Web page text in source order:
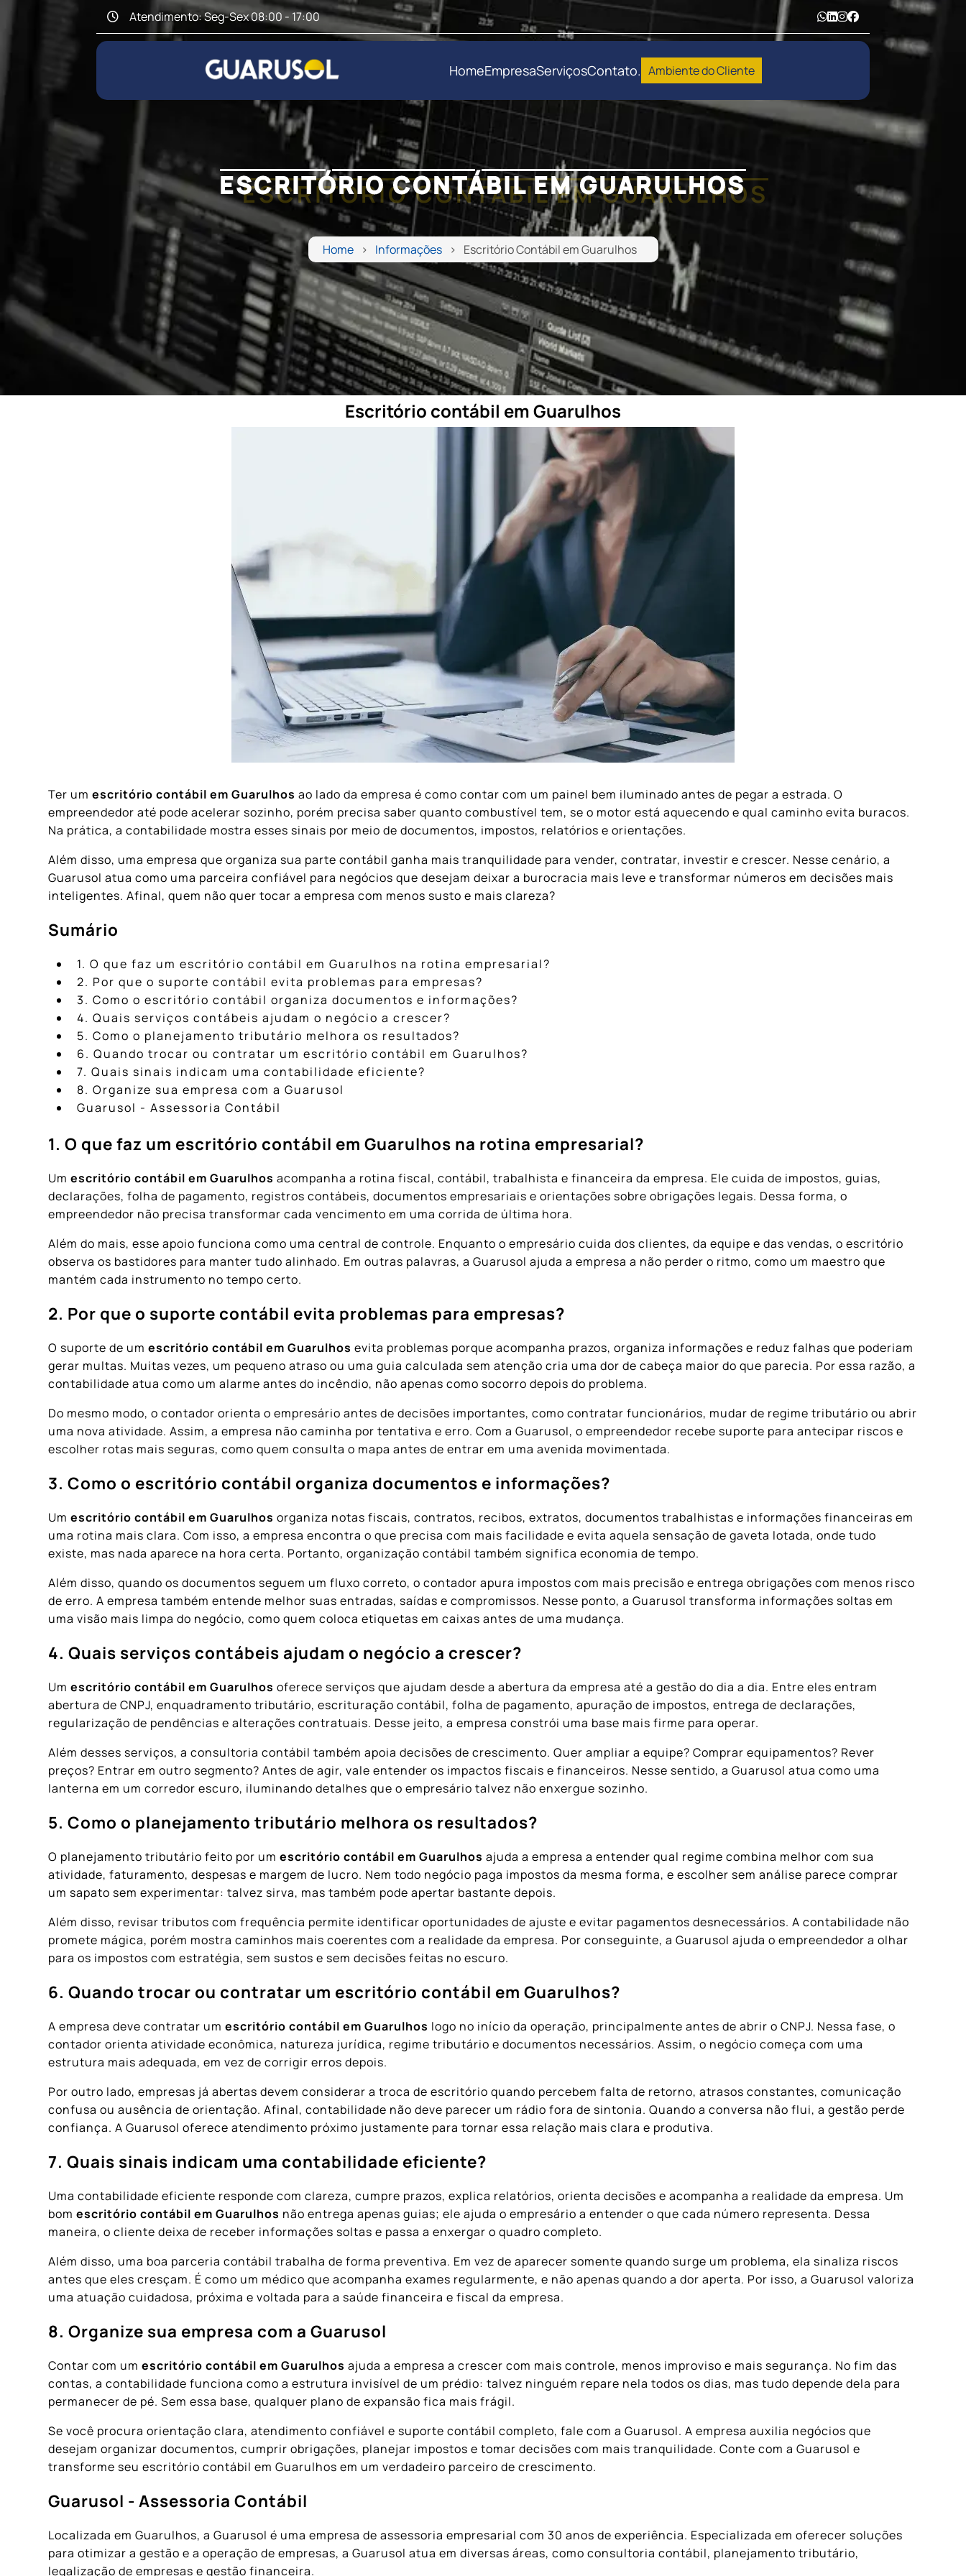
Atendimento: Seg-Sex 08:00 - 17:00
HomeEmpresaServiçosContato. Ambiente do Cliente
ESCRITÓRIO CONTÁBIL EM GUARULHOS
Home Informações Escritório Contábil em Guarulhos
Escritório contábil em Guarulhos
Ter umescritório contábil em Guarulhos ao lado da empresa é como contar com um painel bem iluminado antes de pegar a estrada. O
empreendedor até pode acelerar sozinho, porém precisa saber quanto combustível tem, se o motor está aquecendo e qual caminho evita buracos.
Na prática, a contabilidade mostra esses sinais por meio de documentos, impostos, relatórios e orientações.
Além disso, uma empresa que organiza sua parte contábil ganha mais tranquilidade para vender, contratar, investir e crescer. Nesse cenário, a
Guarusol atua como uma parceira confiável para negócios que desejam deixar a burocracia mais leve e transformar números em decisões mais
inteligentes. Afinal, quem não quer tocar a empresa com menos susto e mais clareza?
Sumário
1. O que faz um escritório contábil em Guarulhos na rotina empresarial?
2. Por que o suporte contábil evita problemas para empresas?
3. Como o escritório contábil organiza documentos e informações?
4. Quais serviços contábeis ajudam o negócio a crescer?
5. Como o planejamento tributário melhora os resultados?
6. Quando trocar ou contratar um escritório contábil em Guarulhos?
7. Quais sinais indicam uma contabilidade eficiente?
8. Organize sua empresa com a Guarusol
Guarusol - Assessoria Contábil
1. O que faz um escritório contábil em Guarulhos na rotina empresarial?
Umescritório contábil em Guarulhos acompanha a rotina fiscal, contábil, trabalhista e financeira da empresa. Ele cuida de impostos, guias,
declarações, folha de pagamento, registros contábeis, documentos empresariais e orientações sobre obrigações legais. Dessa forma, o
empreendedor não precisa transformar cada vencimento em uma corrida de última hora.
Além do mais, esse apoio funciona como uma central de controle. Enquanto o empresário cuida dos clientes, da equipe e das vendas, o escritório
observa os bastidores para manter tudo alinhado. Em outras palavras, a Guarusol ajuda a empresa a não perder o ritmo, como um maestro que
mantém cada instrumento no tempo certo.
2. Por que o suporte contábil evita problemas para empresas?
O suporte de umescritório contábil em Guarulhos evita problemas porque acompanha prazos, organiza informações e reduz falhas que poderiam
gerar multas. Muitas vezes, um pequeno atraso ou uma guia calculada sem atenção cria uma dor de cabeça maior do que parecia. Por essa razão, a
contabilidade atua como um alarme antes do incêndio, não apenas como socorro depois do problema.
Do mesmo modo, o contador orienta o empresário antes de decisões importantes, como contratar funcionários, mudar de regime tributário ou abrir
uma nova atividade. Assim, a empresa não caminha por tentativa e erro. Com a Guarusol, o empreendedor recebe suporte para antecipar riscos e
escolher rotas mais seguras, como quem consulta o mapa antes de entrar em uma avenida movimentada.
3. Como o escritório contábil organiza documentos e informações?
Umescritório contábil em Guarulhos organiza notas fiscais, contratos, recibos, extratos, documentos trabalhistas e informações financeiras em
uma rotina mais clara. Com isso, a empresa encontra o que precisa com mais facilidade e evita aquela sensação de gaveta lotada, onde tudo
existe, mas nada aparece na hora certa. Portanto, organização contábil também significa economia de tempo.
Além disso, quando os documentos seguem um fluxo correto, o contador apura impostos com mais precisão e entrega obrigações com menos risco
de erro. A empresa também entende melhor suas entradas, saídas e compromissos. Nesse ponto, a Guarusol transforma informações soltas em
uma visão mais limpa do negócio, como quem coloca etiquetas em caixas antes de uma mudança.
4. Quais serviços contábeis ajudam o negócio a crescer?
Umescritório contábil em Guarulhos oferece serviços que ajudam desde a abertura da empresa até a gestão do dia a dia. Entre eles entram
abertura de CNPJ, enquadramento tributário, escrituração contábil, folha de pagamento, apuração de impostos, entrega de declarações,
regularização de pendências e alterações contratuais. Desse jeito, a empresa constrói uma base mais firme para operar.
Além desses serviços, a consultoria contábil também apoia decisões de crescimento. Quer ampliar a equipe? Comprar equipamentos? Rever
preços? Entrar em outro segmento? Antes de agir, vale entender os impactos fiscais e financeiros. Nesse sentido, a Guarusol atua como uma
lanterna em um corredor escuro, iluminando detalhes que o empresário talvez não enxergue sozinho.
5. Como o planejamento tributário melhora os resultados?
O planejamento tributário feito por umescritório contábil em Guarulhos ajuda a empresa a entender qual regime combina melhor com sua
atividade, faturamento, despesas e margem de lucro. Nem todo negócio paga impostos da mesma forma, e escolher sem análise parece comprar
um sapato sem experimentar: talvez sirva, mas também pode apertar bastante depois.
Além disso, revisar tributos com frequência permite identificar oportunidades de ajuste e evitar pagamentos desnecessários. A contabilidade não
promete mágica, porém mostra caminhos mais coerentes com a realidade da empresa. Por conseguinte, a Guarusol ajuda o empreendedor a olhar
para os impostos com estratégia, sem sustos e sem decisões feitas no escuro.
6. Quando trocar ou contratar um escritório contábil em Guarulhos?
A empresa deve contratar umescritório contábil em Guarulhos logo no início da operação, principalmente antes de abrir o CNPJ. Nessa fase, o
contador orienta atividade econômica, natureza jurídica, regime tributário e documentos necessários. Assim, o negócio começa com uma
estrutura mais adequada, em vez de corrigir erros depois.
Por outro lado, empresas já abertas devem considerar a troca de escritório quando percebem falta de retorno, atrasos constantes, comunicação
confusa ou ausência de orientação. Afinal, contabilidade não deve parecer um rádio fora de sintonia. Quando a conversa não flui, a gestão perde
confiança. A Guarusol oferece atendimento próximo justamente para tornar essa relação mais clara e produtiva.
7. Quais sinais indicam uma contabilidade eficiente?
Uma contabilidade eficiente responde com clareza, cumpre prazos, explica relatórios, orienta decisões e acompanha a realidade da empresa. Um
bomescritório contábil em Guarulhos não entrega apenas guias; ele ajuda o empresário a entender o que cada número representa. Dessa
maneira, o cliente deixa de receber informações soltas e passa a enxergar o quadro completo.
Além disso, uma boa parceria contábil trabalha de forma preventiva. Em vez de aparecer somente quando surge um problema, ela sinaliza riscos
antes que eles cresçam. É como um médico que acompanha exames regularmente, e não apenas quando a dor aperta. Por isso, a Guarusol valoriza
uma atuação cuidadosa, próxima e voltada para a saúde financeira e fiscal da empresa.
8. Organize sua empresa com a Guarusol
Contar com umescritório contábil em Guarulhos ajuda a empresa a crescer com mais controle, menos improviso e mais segurança. No fim das
contas, a contabilidade funciona como a estrutura invisível de um prédio: talvez ninguém repare nela todos os dias, mas tudo depende dela para
permanecer de pé. Sem essa base, qualquer plano de expansão fica mais frágil.
Se você procura orientação clara, atendimento confiável e suporte contábil completo, fale com a Guarusol. A empresa auxilia negócios que
desejam organizar documentos, cumprir obrigações, planejar impostos e tomar decisões com mais tranquilidade. Conte com a Guarusol e
transforme seu escritório contábil em Guarulhos em um verdadeiro parceiro de crescimento.
Guarusol - Assessoria Contábil
Localizada em Guarulhos, a Guarusol é uma empresa de assessoria empresarial com 30 anos de experiência. Especializada em oferecer soluções
para otimizar a gestão e a operação de empresas, a Guarusol atua em diversas áreas, como consultoria contábil, planejamento tributário,
legalização de empresas e gestão financeira.